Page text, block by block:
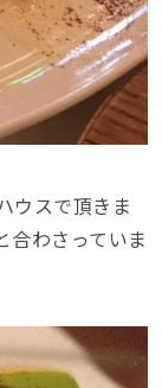
ウスで頂きま
合わさっていま